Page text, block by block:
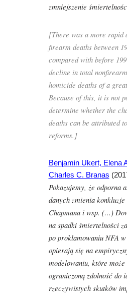
zmniejszenie
[There was a more rapid
firearm deaths between
compared with before
decline in total
homicide deaths of a
Because of this, it is not
determine whether the
deaths can be attributed
reforms.]
Benjamin Ukert, Elena
Charles C. Branas
Pokazujemy, że odporna
danych zmienia konkluzje
Chapmana i wsp. (…)
na spadki śmiertelności
po proklamowaniu NFA
opierają się na
modelowaniu, które
ograniczoną zdolność do
rzeczywistych skutków